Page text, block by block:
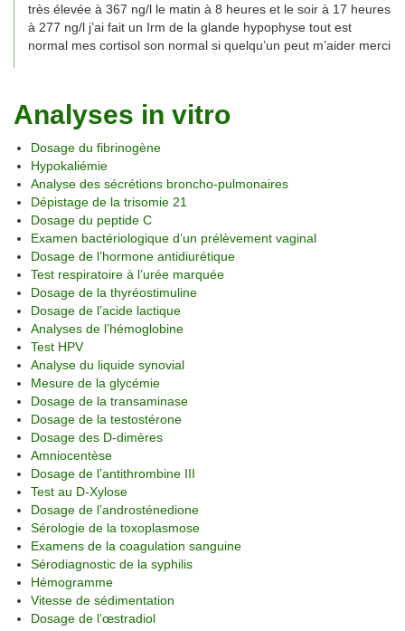
très élevée à 367 ng/l le matin à 8 heures et le soir à 17 heures
à 277 ng/l j’ai fait un Irm de la glande hypophyse tout est
normal mes cortisol son normal si quelqu’un peut m’aider merci
Analyses in vitro
Dosage du fibrinogène
Hypokaliémie
Analyse des sécrétions broncho-pulmonaires
Dépistage de la trisomie 21
Dosage du peptide C
Examen bactériologique d’un prélèvement vaginal
Dosage de l’hormone antidiurétique
Test respiratoire à l’urée marquée
Dosage de la thyréostimuline
Dosage de l’acide lactique
Analyses de l’hémoglobine
Test HPV
Analyse du liquide synovial
Mesure de la glycémie
Dosage de la transaminase
Dosage de la testostérone
Dosage des D-dimères
Amniocentèse
Dosage de l’antithrombine III
Test au D-Xylose
Dosage de l’androsténedione
Sérologie de la toxoplasmose
Examens de la coagulation sanguine
Sérodiagnostic de la syphilis
Hémogramme
Vitesse de sédimentation
Dosage de l’œstradiol